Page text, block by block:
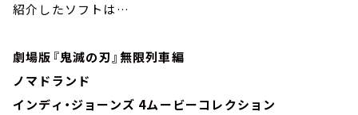
紹介したソフトは…
劇場版『鬼滅の刃』無限列車編
ノマドランド
インディ・ジョーンズ 4ムービーコレクション